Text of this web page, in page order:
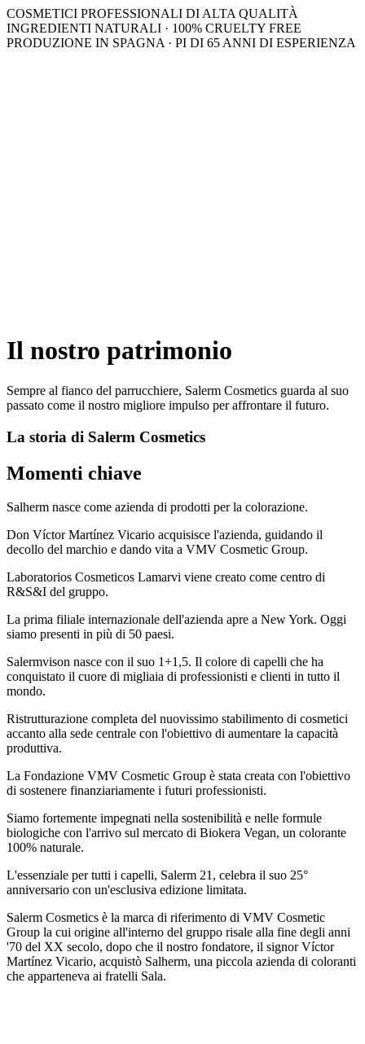
COSMETICI PROFESSIONALI DI ALTA QUALITÀ
INGREDIENTI NATURALI · 100% CRUELTY FREE
PRODUZIONE IN SPAGNA · PI DI 65 ANNI DI ESPERIENZA
Il nostro patrimonio
Sempre al fianco del parrucchiere, Salerm Cosmetics guarda al suo
passato come il nostro migliore impulso per affrontare il futuro.
La storia di Salerm Cosmetics
Momenti chiave
Salherm nasce come azienda di prodotti per la colorazione.
Don Víctor Martínez Vicario acquisisce l'azienda, guidando il
decollo del marchio e dando vita a VMV Cosmetic Group.
Laboratorios Cosmeticos Lamarvi viene creato come centro di
R&S&I del gruppo.
La prima filiale internazionale dell'azienda apre a New York. Oggi
siamo presenti in più di 50 paesi.
Salermvison nasce con il suo 1+1,5. Il colore di capelli che ha
conquistato il cuore di migliaia di professionisti e clienti in tutto il
mondo.
Ristrutturazione completa del nuovissimo stabilimento di cosmetici
accanto alla sede centrale con l'obiettivo di aumentare la capacità
produttiva.
La Fondazione VMV Cosmetic Group è stata creata con l'obiettivo
di sostenere finanziariamente i futuri professionisti.
Siamo fortemente impegnati nella sostenibilità e nelle formule
biologiche con l'arrivo sul mercato di Biokera Vegan, un colorante
100% naturale.
L'essenziale per tutti i capelli, Salerm 21, celebra il suo 25°
anniversario con un'esclusiva edizione limitata.
Salerm Cosmetics è la marca di riferimento di VMV Cosmetic
Group la cui origine all'interno del gruppo risale alla fine degli anni
'70 del XX secolo, dopo che il nostro fondatore, il signor Víctor
Martínez Vicario, acquistò Salherm, una piccola azienda di coloranti
che apparteneva ai fratelli Sala.